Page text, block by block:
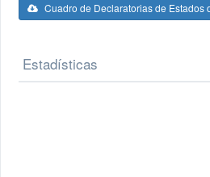
Cuadro de Declaratorias de Estados
Estadísticas